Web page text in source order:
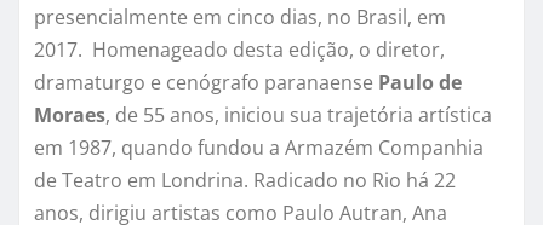
presencialmente em cinco dias, no Brasil, em
2017. Homenageado desta edição, o diretor,
dramaturgo e cenógrafo paranaense Paulo de
Moraes, de 55 anos, iniciou sua trajetória artística
em 1987, quando fundou a Armazém Companhia
de Teatro em Londrina. Radicado no Rio há 22
anos, dirigiu artistas como Paulo Autran, Ana